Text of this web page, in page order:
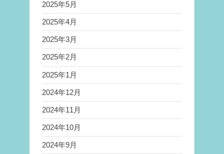
2025年5月
2025年4月
2025年3月
2025年2月
2025年1月
2024年12月
2024年11月
2024年10月
2024年9月